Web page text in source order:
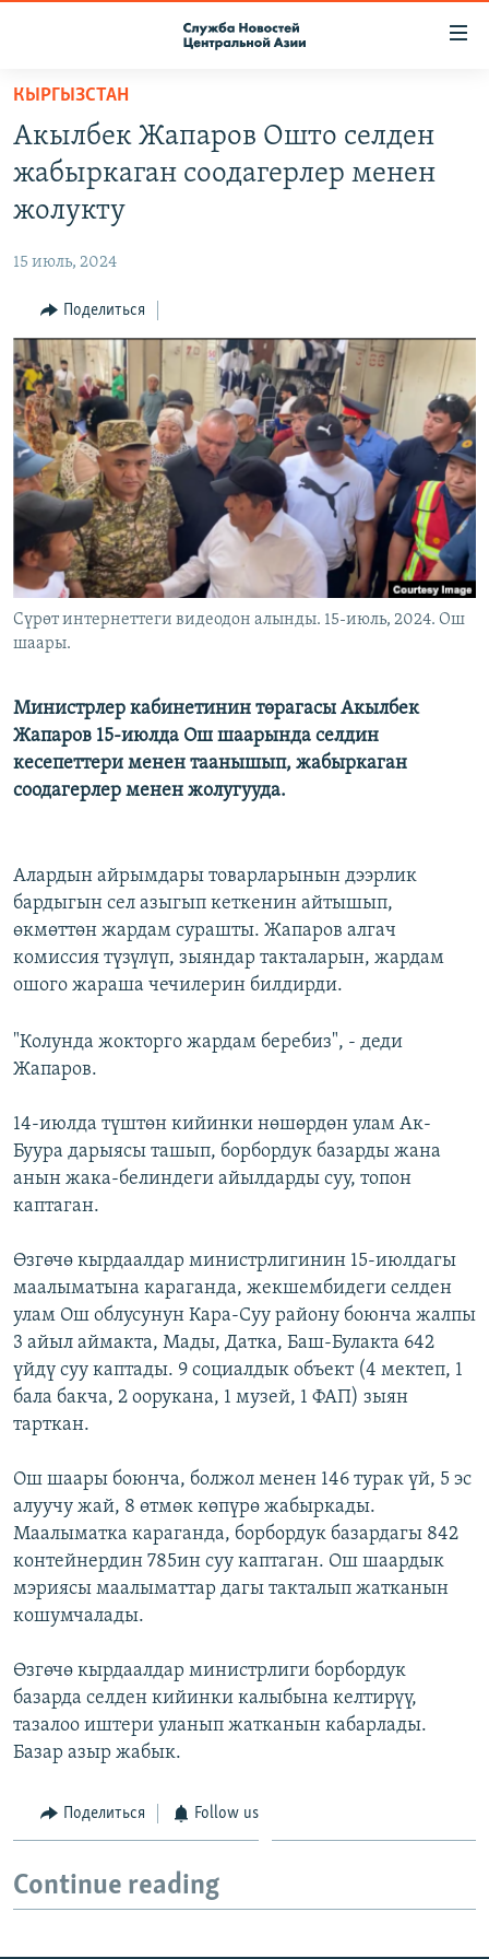
Вернуться
основному
содержанию
главной
Вернутся
поиску
О ПРОЕКТЕ
ПОДПИСКА
КОНТАКТЫ
НАСТОЯЩЕЕ ВРЕМЯ
МИГРАНТ МЕДИА
КЫРГЫЗСТАН
Акылбек Жапаров Ошто селден
жабыркаган соодагерлер менен
жолукту
15 июль, 2024
Поделиться
Сүрөт интернеттеги видеодон алынды. 15-июль, 2024. Ош
шаары.
Министрлер кабинетинин төрагасы Акылбек
Жапаров 15-июлда Ош шаарында селдин
кесепеттери менен таанышып, жабыркаган
соодагерлер менен жолугууда.
Алардын айрымдары товарларынын дээрлик
бардыгын сел азыгып кеткенин айтышып,
өкмөттөн жардам сурашты. Жапаров алгач
комиссия түзүлүп, зыяндар такталарын, жардам
ошого жараша чечилерин билдирди.
"Колунда жокторго жардам беребиз", - деди
Жапаров.
14-июлда түштөн кийинки нөшөрдөн улам Ак-
Буура дарыясы ташып, борбордук базарды жана
анын жака-белиндеги айылдарды суу, топон
каптаган.
Өзгөчө кырдаалдар министрлигинин 15-июлдагы
маалыматына караганда, жекшембидеги селден
улам Ош облусунун Кара-Суу району боюнча жалпы
3 айыл аймакта, Мады, Датка, Баш-Булакта 642
үйдү суу каптады. 9 социалдык объект (4 мектеп, 1
бала бакча, 2 оорукана, 1 музей, 1 ФАП) зыян
тарткан.
Ош шаары боюнча, болжол менен 146 турак үй, 5 эс
алуучу жай, 8 өтмөк көпүрө жабыркады.
Маалыматка караганда, борбордук базардагы 842
контейнердин 785ин суу каптаган. Ош шаардык
мэриясы маалыматтар дагы такталып жатканын
кошумчалады.
Өзгөчө кырдаалдар министрлиги борбордук
базарда селден кийинки калыбына келтирүү,
тазалоо иштери уланып жатканын кабарлады.
Базар азыр жабык.
Поделиться Follow us
Continue reading